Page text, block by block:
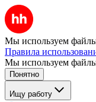
Мы используем файлы
Правила
Мы используем
Понятно
Ищу работу